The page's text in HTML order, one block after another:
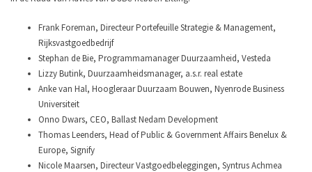
Frank Foreman, Directeur Portefeuille Strategie & Management,
Rijksvastgoedbedrijf
Stephan de Bie, Programmamanager Duurzaamheid, Vesteda
Lizzy Butink, Duurzaamheidsmanager, a.s.r. real estate
Anke van Hal, Hoogleraar Duurzaam Bouwen, Nyenrode Business
Universiteit
Onno Dwars, CEO, Ballast Nedam Development
Thomas Leenders, Head of Public & Government Affairs Benelux &
Europe, Signify
Nicole Maarsen, Directeur Vastgoedbeleggingen, Syntrus Achmea